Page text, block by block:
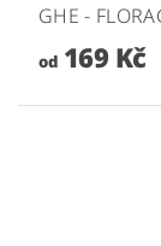
GHE -
od169 Kč